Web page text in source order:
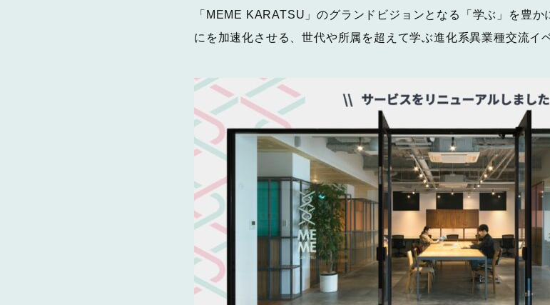
「MEME KARATSU」のグランドビジョンとなる「学ぶ」を豊
にを加速化させる、世代や所属を超えて学ぶ進化系異業種交流イ